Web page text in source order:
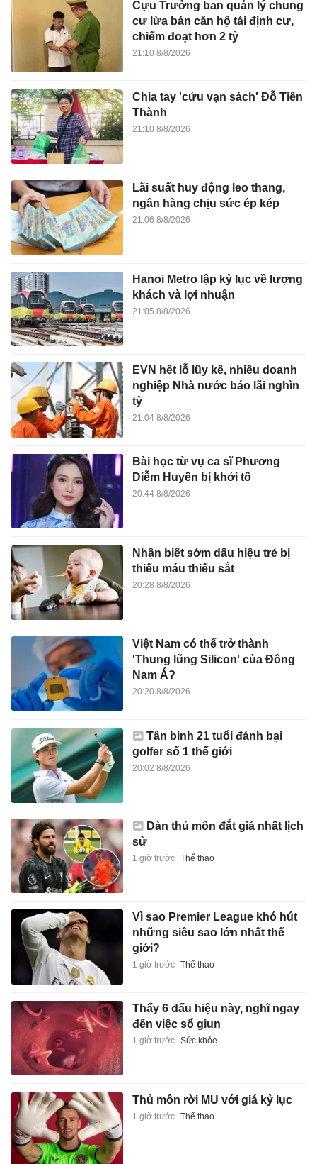
Cựu Trưởng ban quản lý chung
cư lừa bán căn hộ tái định cư,
chiếm đoạt hơn 2 tỷ
21:10 8/8/2026
Chia tay 'cửu vạn sách' Đỗ Tiến
Thành
21:10 8/8/2026
Lãi suất huy động leo thang,
ngân hàng chịu sức ép kép
21:06 8/8/2026
Hanoi Metro lập kỷ lục về lượng
khách và lợi nhuận
21:05 8/8/2026
EVN hết lỗ lũy kế, nhiều doanh
nghiệp Nhà nước báo lãi nghìn
tỷ
21:04 8/8/2026
Bài học từ vụ ca sĩ Phương
Diễm Huyền bị khởi tố
20:44 8/8/2026
Nhận biết sớm dấu hiệu trẻ bị
thiếu máu thiếu sắt
20:28 8/8/2026
Việt Nam có thể trở thành
'Thung lũng Silicon' của Đông
Nam Á?
20:20 8/8/2026
Tân binh 21 tuổi đánh bại
golfer số 1 thế giới
20:02 8/8/2026
Dàn thủ môn đắt giá nhất lịch
sử
1 giờ trước Thể thao
Vì sao Premier League khó hút
những siêu sao lớn nhất thế
giới?
1 giờ trước Thể thao
Thấy 6 dấu hiệu này, nghĩ ngay
đến việc sổ giun
1 giờ trước Sức khỏe
Thủ môn rời MU với giá kỷ lục
1 giờ trước Thể thao